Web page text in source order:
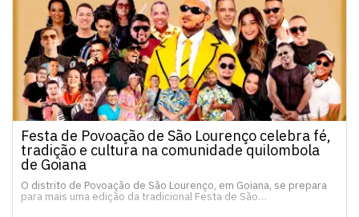
Festa de Povoação de São Lourenço celebra fé,
tradição e cultura na comunidade quilombola
de Goiana
O distrito de Povoação de São Lourenço, em Goiana, se prepara
para mais uma edição da tradicional Festa de São…